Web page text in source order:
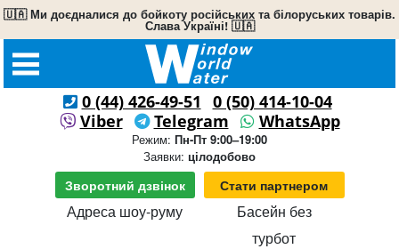
🇺🇦 Ми доєдналися до бойкоту російських та білоруських товарів.
Слава Україні! 🇺🇦
0 (44) 426-49-51
0 (50) 414-10-04
Viber
Telegram WhatsApp
Режим: Пн-Пт 9:00–19:00
Заявки: цілодобово
Зворотний дзвінок Стати партнером
Адреса шоу-руму
Басейн без
турбот